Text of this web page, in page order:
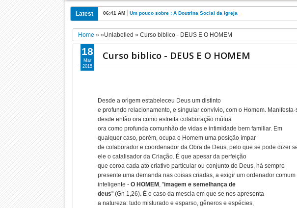
Latest 06:41 AM Um pouco sobre : A Doutrina Social da Igreja
Home » »Unlabelled »Curso biblico - DEUS E O HOMEM
Curso biblico - DEUS E O HOMEM
Desde a origem estabeleceu Deus um distinto
e profundo relacionamento, e singular convívio, com o Homem. Manifesta-
desde então ora como estreita colaboração mútua
ora como profunda comunhão de vidas e intimidade bem familiar. Em
qualquer caso, porém, ocupa o Homem uma posição ímpar
de colaborador e coordenador da Obra de Deus, pelo que se pode dizer
ele o catalisador da Criação. É que apesar da perfeição
que coroa cada ato criativo particular ou conjunto de Deus, há sempre
presente uma demanda nas coisas criadas, a exigir um ordenador comum
inteligente -O HOMEM , "imagem e semelhança de
deus" (Gn 1,26). É o caso da mescla em que se nos apresenta
a natureza: tudo misturado e esparso, gêneros e espécies,
18
Mar
2015